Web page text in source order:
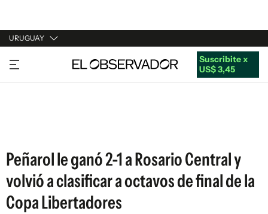
URUGUAY
URUGUAY
ARGENTINA
Suscribite x
US$ 3,45
Peñarol le ganó 2-1 a Rosario Central y
volvió a clasificar a octavos de final de la
Copa Libertadores